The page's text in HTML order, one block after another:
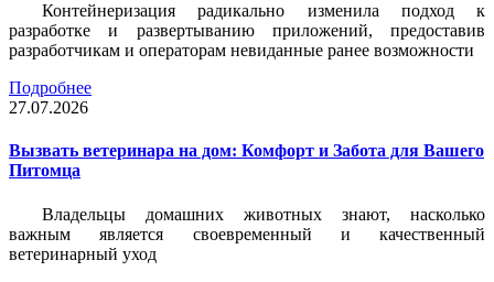
Контейнеризация радикально изменила подход к
разработке и развертыванию приложений, предоставив
разработчикам и операторам невиданные ранее возможности
Подробнее
27.07.2026
Вызвать ветеринара на дом: Комфорт и Забота для Вашего
Питомца
Владельцы домашних животных знают, насколько
важным является своевременный и качественный
ветеринарный уход